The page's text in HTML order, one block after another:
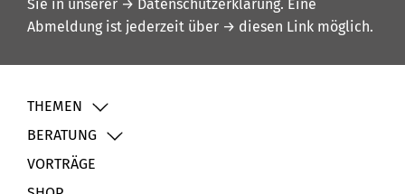
Sie in unserer → Datenschutzerklärung. Eine
Abmeldung ist jederzeit über → diesen Link möglich.
THEMEN
BERATUNG
VORTRÄGE